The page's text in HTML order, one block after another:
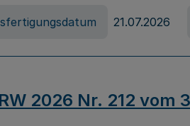
21.07.2026
2026 Nr. 212 vom